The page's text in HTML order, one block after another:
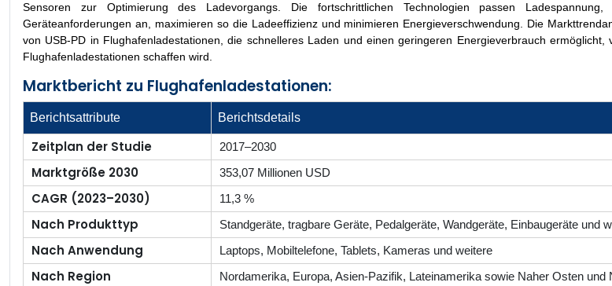
Sensoren zur Optimierung des Ladevorgangs. Die fortschrittlichen Technologien passen
Geräteanforderungen an, maximieren so die Ladeeffizienz und minimieren Energieverschwendung. Die
von USB-PD in Flughafenladestationen, die schnelleres Laden und einen geringeren Energieverbrauch ermöglicht,
Flughafenladestationen schaffen wird.
Marktbericht zu Flughafenladestationen:
Berichtsattribute Berichtsdetails
Zeitplan der Studie 2017–2030
Marktgröße 2030 353,07 Millionen USD
CAGR (2023–2030) 11,3 %
Nach Produkttyp Standgeräte, tragbare Geräte, Pedalgeräte, Wandgeräte, Einbaugeräte und
Nach Anwendung Laptops, Mobiltelefone, Tablets, Kameras und weitere
Nach Region Nordamerika, Europa, Asien-Pazifik, Lateinamerika sowie Naher Osten und